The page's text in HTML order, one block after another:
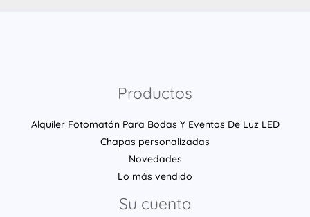
Productos
Alquiler Fotomatón Para Bodas Y Eventos De Luz LED
Chapas personalizadas
Novedades
Lo más vendido
Su cuenta